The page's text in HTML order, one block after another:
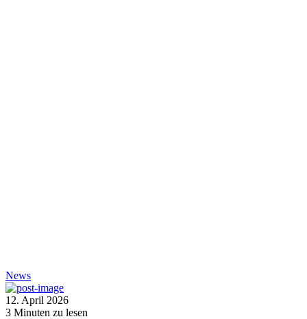
News
12. April 2026
3 Minuten zu lesen